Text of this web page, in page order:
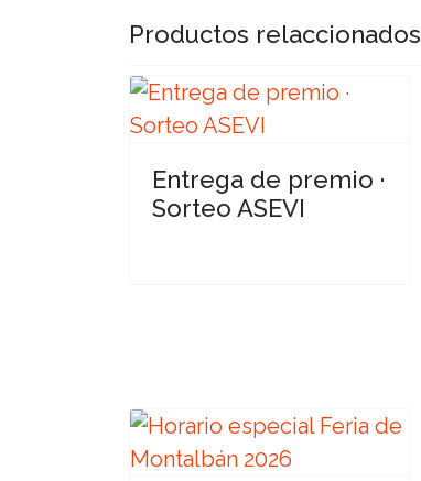
Productos relaccionados
Entrega de premio ·
Sorteo ASEVI